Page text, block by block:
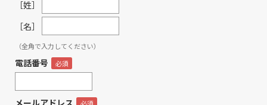
［姓］
［名］
（全角で入力してください）
電話番号
メールアドレス